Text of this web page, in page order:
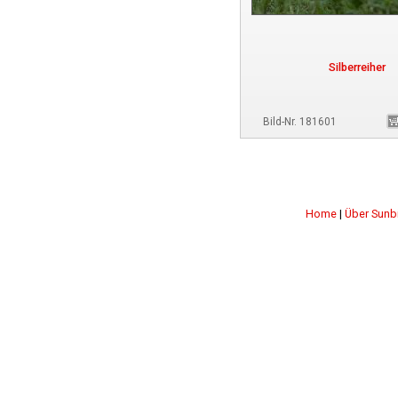
Silberreiher
Bild-Nr. 181601
Home | Über